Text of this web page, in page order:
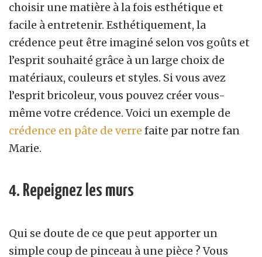
choisir une matière à la fois esthétique et
facile à entretenir. Esthétiquement, la
crédence peut être imaginé selon vos goûts et
l’esprit souhaité grâce à un large choix de
matériaux, couleurs et styles. Si vous avez
l’esprit bricoleur, vous pouvez créer vous-
même votre crédence. Voici un exemple de
crédence en pâte de verre faite par notre fan
Marie.
4. Repeignez les murs
Qui se doute de ce que peut apporter un
simple coup de pinceau à une pièce ? Vous